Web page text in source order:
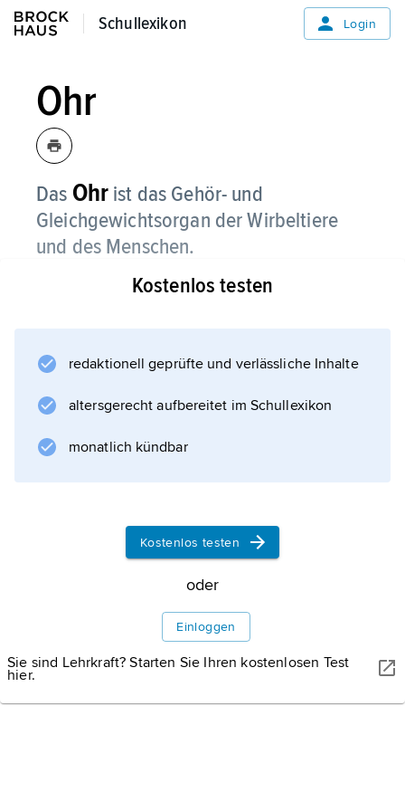
Schullexikon
Schullexikon Login
Ohr
Das Ohr ist das Gehör- und
Gleichgewichtsorgan der Wirbeltiere
und des Menschen.
Das menschliche Ohr ist in drei Abschnitte
Informationen zum Artikel
Kostenlos testen
redaktionell geprüfte und verlässliche Inhalte
altersgerecht aufbereitet im Schullexikon
monatlich kündbar
Kostenlos testen
oder
Einloggen
Sie sind Lehrkraft? Starten Sie Ihren kostenlosen Test
hier.